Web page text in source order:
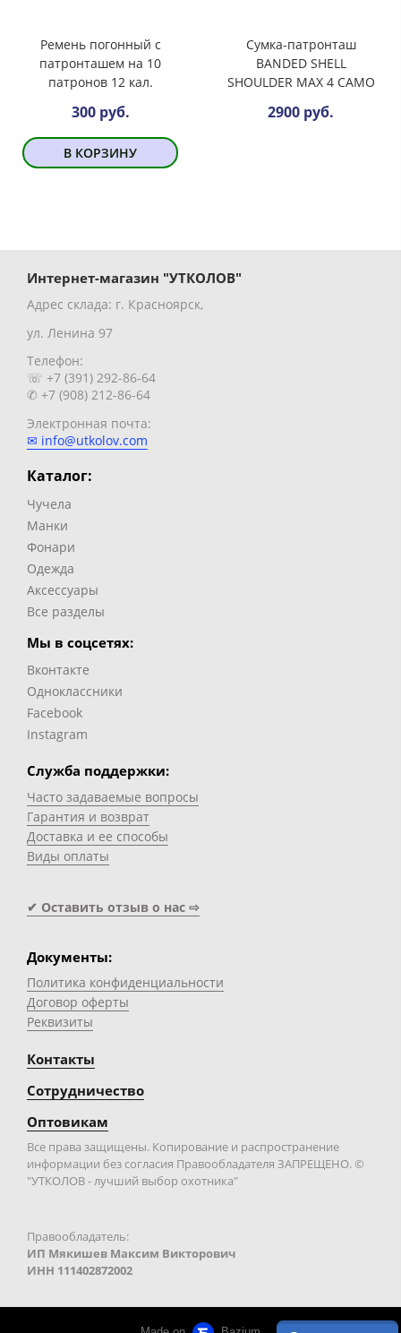
Ремень погонный с
патронташем на 10
патронов 12 кал.
300 руб.
В КОРЗИНУ
Сумка-патронташ
BANDED SHELL
SHOULDER MAX 4 CAMO
2900 руб.
Интернет-магазин "УТКОЛОВ"
Адрес склада: г. Красноярск,
ул. Ленина 97
Телефон:
☏ +7 (391) 292-86-64
✆ +7 (908) 212-86-64
Электронная почта:
✉ info@utkolov.com
Каталог:
Чучела
Манки
Фонари
Одежда
Аксессуары
Все разделы
Мы в соцсетях:
Вконтакте
Одноклассники
Facebook
Instagram
Служба поддержки:
Часто задаваемые вопросы
Гарантия и возврат
Доставка и ее способы
Виды оплаты
✔ Оставить отзыв о нас ⇨
Документы:
Политика конфиденциальности
Договор оферты
Реквизиты
Контакты
Сотрудничество
Оптовикам
Все права защищены. Копирование и распространение
информации без согласия Правообладателя ЗАПРЕЩЕНО. ©
"УТКОЛОВ - лучший выбор охотника"
Правообладатель:
ИП Мякишев Максим Викторович
ИНН 111402872002